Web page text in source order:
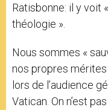
Ratisbonne: il y voit
théologie ».
Nous sommes «
nos propres mérites
lors de l’audience
Vatican. On n’est